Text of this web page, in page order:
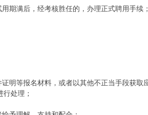
期满后，经考核胜任的，办理正式聘用手续
明等报名材料，或者以其他不正当手段获取
处理；